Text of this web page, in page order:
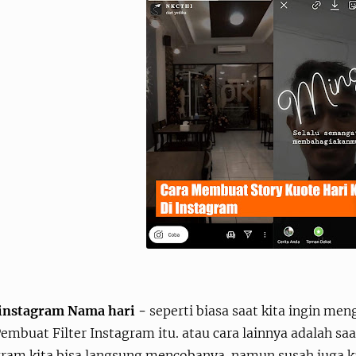
Nama hari - seperti biasa saat kita ingin
Filter Instagram itu. atau cara lainnya adalah